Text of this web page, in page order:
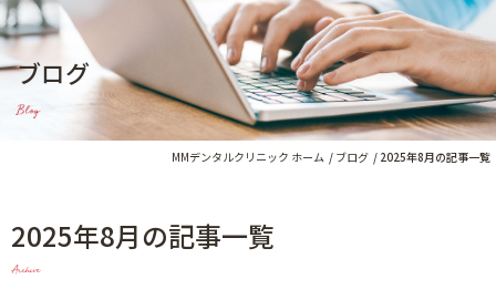
ブログ
Blog
MMデンタルクリニック ホーム ブログ 2025年8月の記事一覧
2025年8月の記事一覧
Archive
はじめての方へ
医院紹介・アクセス
スタッフ紹介
スタッフ募集
予約・お問合せ
ブログ
歯科コラム
インプラントによる治療